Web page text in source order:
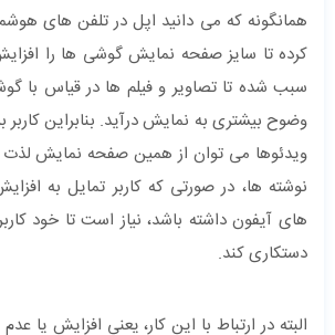
همانگونه که می دانید اپل در تلفن های
کرده تا سایز صفحه نمایش گوشی ها را
سبب شده تا تصاویر و فیلم ها در قیاس با
وضوح بیشتری به نمایش درآید. بنابراین
ویدئوها می توان از همین صفحه نمایش لذت
نوشته ها، در صورتی که کاربر تمایل به
های آیفون داشته باشد، نیاز است تا خود
دستکاری کند.
البته در ارتباط با این کار، یعنی افزایش یا